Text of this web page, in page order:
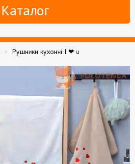
Каталог
Рушники кухонні I ❤ u